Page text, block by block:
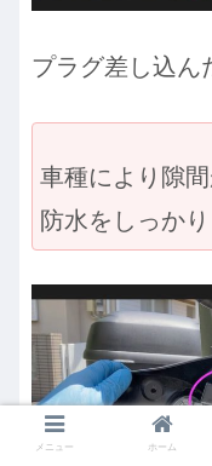
プラグ差し込ん
車種により隙
防水をしっかり
メニュー ホーム